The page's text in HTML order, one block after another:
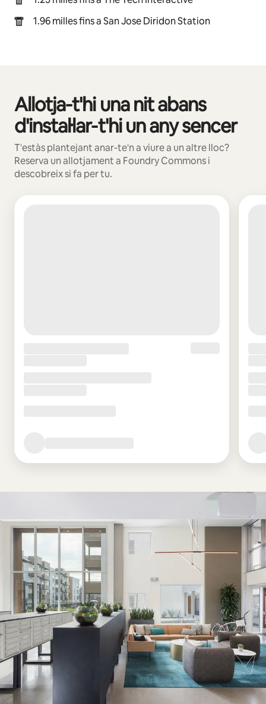
1.96 milles fins a San Jose Diridon Station
Allotja-t'hi una nit abans
d'instal·lar-t'hi un any sencer
T'estàs plantejant anar-te'n a viure a un altre lloc?
Reserva un allotjament a Foundry Commons i
descobreix si fa per tu.
Et mostrem 0 elements (en total, n'hi ha 0)